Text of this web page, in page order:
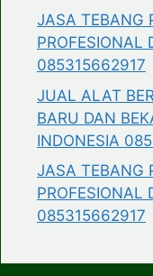
JASA TEBANG
PROFESIONAL
085315662917
JUAL ALAT
BARU DAN
INDONESIA
JASA TEBANG
PROFESIONAL
085315662917